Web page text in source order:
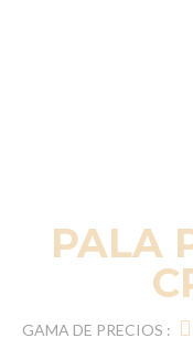
PALA
GAMA DE PRECIOS :